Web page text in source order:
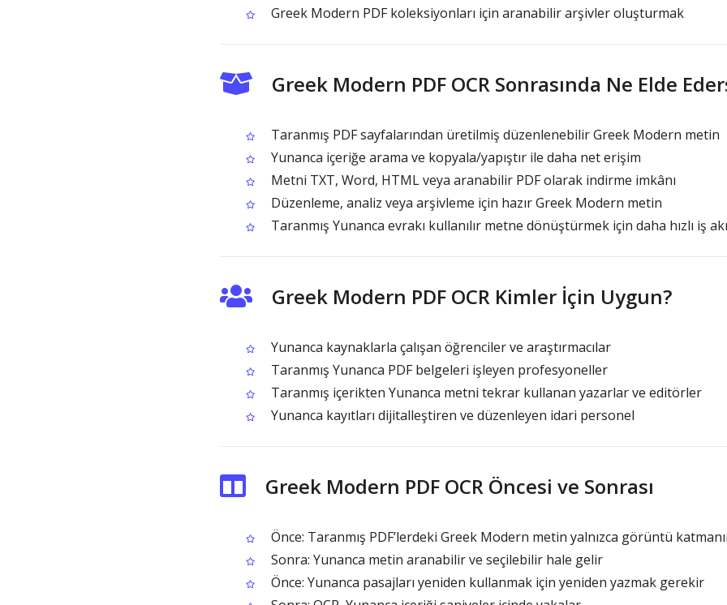
Greek Modern PDF koleksiyonları için aranabilir arşivler oluşturmak
Greek Modern PDF OCR Sonrasında Ne Elde
Taranmış PDF sayfalarından üretilmiş düzenlenebilir Greek Modern metin
Yunanca içeriğe arama ve kopyala/yapıştır ile daha net erişim
Metni TXT, Word, HTML veya aranabilir PDF olarak indirme imkânı
Düzenleme, analiz veya arşivleme için hazır Greek Modern metin
Taranmış Yunanca evrakı kullanılır metne dönüştürmek için daha hızlı iş
Greek Modern PDF OCR Kimler İçin Uygun?
Yunanca kaynaklarla çalışan öğrenciler ve araştırmacılar
Taranmış Yunanca PDF belgeleri işleyen profesyoneller
Taranmış içerikten Yunanca metni tekrar kullanan yazarlar ve editörler
Yunanca kayıtları dijitalleştiren ve düzenleyen idari personel
Greek Modern PDF OCR Öncesi ve Sonrası
Önce: Taranmış PDF’lerdeki Greek Modern metin yalnızca görüntü
Sonra: Yunanca metin aranabilir ve seçilebilir hale gelir
Önce: Yunanca pasajları yeniden kullanmak için yeniden yazmak gerekir